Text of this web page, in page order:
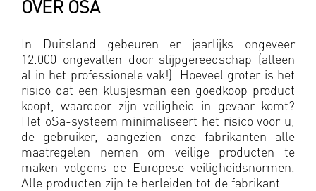
OVER OSA
In Duitsland gebeuren er jaarlijks ongeveer
12.000 ongevallen door slijpgereedschap (alleen
al in het professionele vak!). Hoeveel groter is het
risico dat een klusjesman een goedkoop product
koopt, waardoor zijn veiligheid in gevaar komt?
Het oSa-systeem minimaliseert het risico voor u,
de gebruiker, aangezien onze fabrikanten alle
maatregelen nemen om veilige producten te
maken volgens de Europese veiligheidsnormen.
Alle producten zijn te herleiden tot de fabrikant.